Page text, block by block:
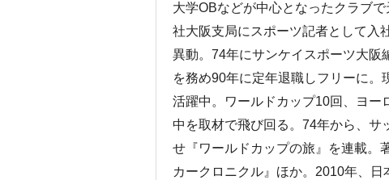
大学OBなどが中心となったクラブ
社大阪支局にスポーツ記者として入
異動。74年にサンケイスポーツ大阪
を務め90年に定年退職しフリーに。
活躍中。ワールドカップ10回、ヨー
中を取材で飛び回る。74年から、サ
せ『ワールドカップの旅』を連載。
カークロニクル』ほか。2010年、